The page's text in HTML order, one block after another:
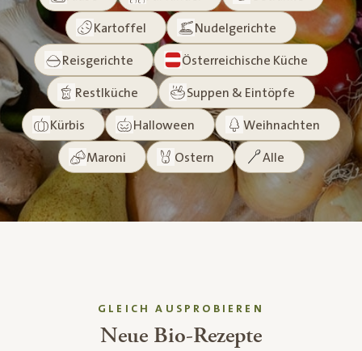
Kartoffel Nudelgerichte
Reisgerichte Österreichische Küche
Restlküche Suppen & Eintöpfe
Kürbis Halloween Weihnachten
Maroni Ostern Alle
GLEICH AUSPROBIEREN
Neue Bio-Rezepte